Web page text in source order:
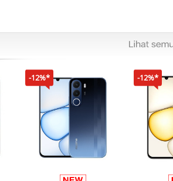
tanpa kunci.
10 sidik jari. Setiap gembok sidik jari
10 sidik jari, dua
sidik jari administrator, ikuti
masuk sidik
aman. Tubuh kunci kebugaran kami
paduan seng dengan
kekuatan kompresif tinggi. Bodi
mulus
bongkar atau di hancurkan.
-12%* -12%*